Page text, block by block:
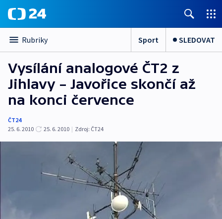
Rubriky Sport SLEDOVAT
Vysílání analogové ČT2 z
Jihlavy – Javořice skončí až
na konci července
ČT24
25. 6. 2010
25. 6. 2010 | Zdroj: ČT24